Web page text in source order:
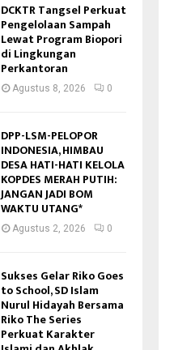
DCKTR Tangsel Perkuat
Pengelolaan Sampah
Lewat Program Biopori
di Lingkungan
Perkantoran
Agustus 8, 2026 0
DPP-LSM-PELOPOR
INDONESIA, HIMBAU
DESA HATI-HATI KELOLA
KOPDES MERAH PUTIH:
JANGAN JADI BOM
WAKTU UTANG*
Agustus 2, 2026 0
Sukses Gelar Riko Goes
to School, SD Islam
Nurul Hidayah Bersama
Riko The Series
Perkuat Karakter